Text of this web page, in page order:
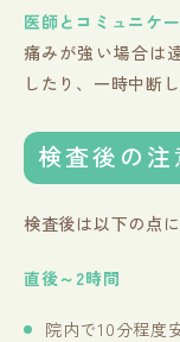
医師とコミュニケ
痛みが強い場合は
したり、一時中断
検査後の
検査後は以下の点
直後～ 2時間
院内で10分程度